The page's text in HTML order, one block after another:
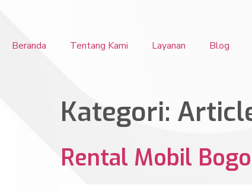
Beranda Tentang Kami Layanan Blog
Kategori:
Rental Mobil